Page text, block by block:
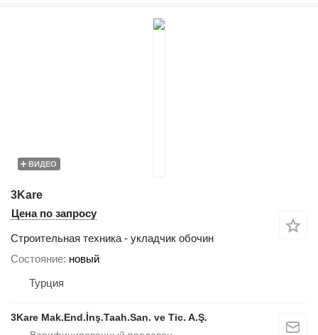
ВИДЕО
3Kare
Цена по запросу
Строительная техника - укладчик обочин
Состояние новый
Турция
3Kare Mak.End.İnş.Taah.San. ve Tic. A.Ş.